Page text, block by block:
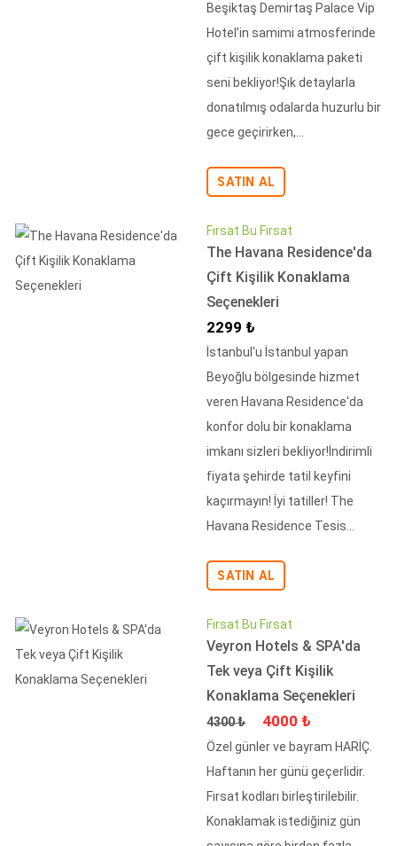
Beşiktaş Demirtaş Palace Vip
Hotel’in samimi atmosferinde
çift kişilik konaklama paketi
seni bekliyor!Şık detaylarla
donatılmış odalarda huzurlu bir
gece geçirirken,...
SATIN AL
Fırsat Bu Fırsat
The Havana Residence'da
Çift Kişilik Konaklama
Seçenekleri
İndirimli Fiyat
2299 ₺
İstanbul'u İstanbul yapan
Beyoğlu bölgesinde hizmet
veren Havana Residence'da
konfor dolu bir konaklama
imkanı sizleri bekliyor!İndirimli
fiyata şehirde tatil keyfini
kaçırmayın! İyi tatiller! The
Havana Residence Tesis...
SATIN AL
Fırsat Bu Fırsat
Veyron Hotels & SPA'da
Tek veya Çift Kişilik
Konaklama Seçenekleri
Fiyat
4300 ₺ İndirimli Fiyat
4000 ₺
Özel günler ve bayram HARİÇ.
Haftanın her günü geçerlidir.
Fırsat kodları birleştirilebilir.
Konaklamak istediğiniz gün